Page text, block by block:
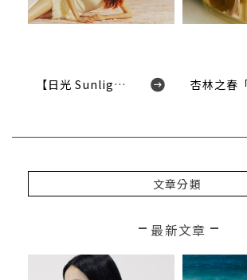
【日光 Sunlight】讓光，成為你的髮型濾鏡
文章分類
最新文章